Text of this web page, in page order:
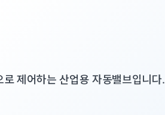
제어하는 산업용 자동밸브입니다.